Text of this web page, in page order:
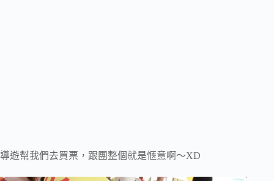
導遊幫我們去買票，跟團整個就是愜意啊～XD